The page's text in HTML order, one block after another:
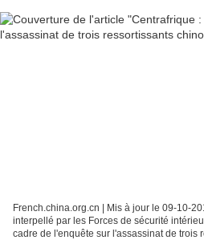
French.china.org.cn | Mis à jour le 09-10-
interpellé par les Forces de sécurité
cadre de l'enquête sur l'assassinat de trois